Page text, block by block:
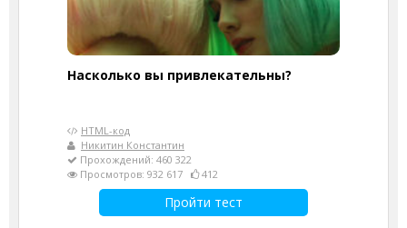
Насколько вы привлекательны?
HTML-код
Никитин Константин
Прохождений: 460 322
Просмотров: 932 617
412
Пройти тест